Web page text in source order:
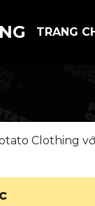
TRANG
Clothing